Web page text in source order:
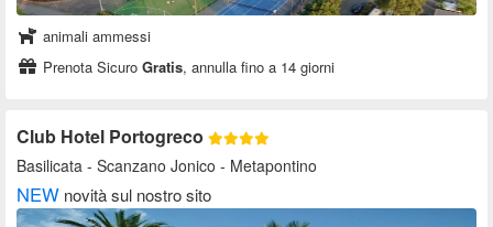
animali ammessi
Prenota Sicuro Gratis, annulla fino a 14 giorni
Club Hotel Portogreco
Basilicata - Scanzano Jonico - Metapontino
NEW novità sul nostro sito